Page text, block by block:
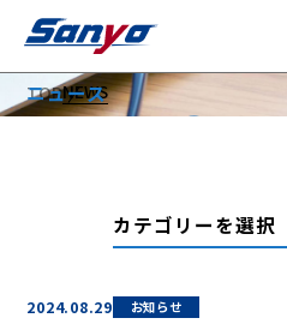
お客様サポート
ニュース
営業所・荷扱所
TOPNEWS
ニュース
NEWS
2024.08.29 お知らせ